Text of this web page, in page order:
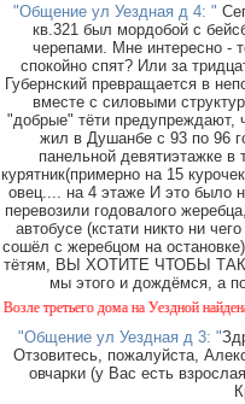
"Общение ул Уездная д 4: "
кв.321 был мордобой с
черепами. Мне интересно -
спокойно спят? Или за
Губернский превращается в
вместе с силовыми
"добрые" тёти предупреждают,
жил в Душанбе с 93 по 96
панельной девятиэтажке в
курятник(примерно на 15
овец.... на 4 этаже И это было
перевозили годовалого
автобусе (кстати никто ни
сошёл с жеребцом на
тётям, ВЫ ХОТИТЕ ЧТОБЫ
мы этого и дождёмся, а
дома на Уездной найдена
"Общение ул Уездная д 3: "
Отзовитесь, пожалуйста,
овчарки (у Вас есть